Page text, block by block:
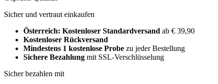
Sicher und vertraut einkaufen
Österreich: Kostenloser Standardversand ab € 39,90
Kostenloser Rückversand
Mindestens 1 kostenlose Probe zu jeder Bestellung
Sichere Bezahlung mit SSL-Verschlüsselung
Sicher bezahlen mit